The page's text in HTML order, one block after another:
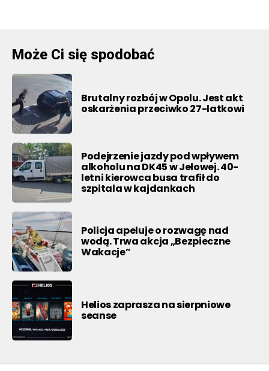
Może Ci się spodobać
Brutalny rozbój w Opolu. Jest akt
oskarżenia przeciwko 27-latkowi
Podejrzenie jazdy pod wpływem
alkoholu na DK45 w Jełowej. 40-
letni kierowca busa trafił do
szpitala w kajdankach
Policja apeluje o rozwagę nad
wodą. Trwa akcja „Bezpieczne
Wakacje”
Helios zaprasza na sierpniowe
seanse